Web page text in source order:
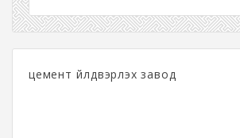
цемент үйлдвэрлэх завод